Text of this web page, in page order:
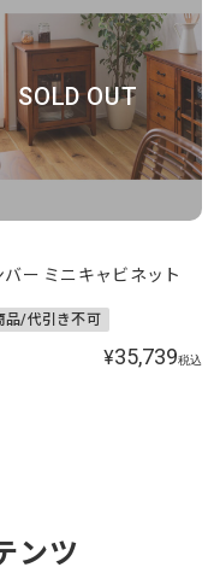
SOLD OUT
バー ミニキャビネット
品/代引き不可
¥35,739税込
ンツ